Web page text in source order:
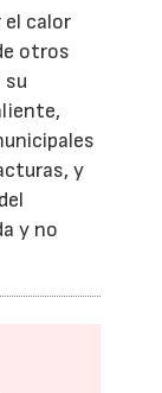
el calor
otros
su
y
y no